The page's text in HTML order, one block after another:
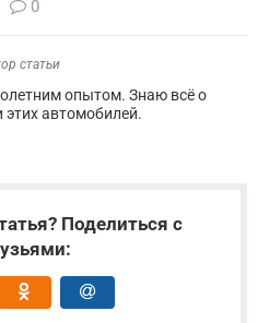
0
статьи
опытом. Знаю всё о
автомобилей.
Поделиться с